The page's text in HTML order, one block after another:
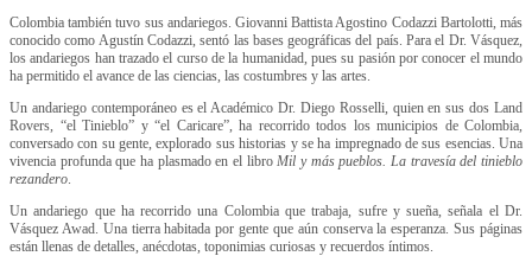
Colombia también tuvo sus andariegos. Giovanni Battista Agostino Codazzi Bartolotti, más
conocido como Agustín Codazzi, sentó las bases geográficas del país. Para el Dr. Vásquez,
los andariegos han trazado el curso de la humanidad, pues su pasión por conocer el mundo
ha permitido el avance de las ciencias, las costumbres y las artes.
Un andariego contemporáneo es el Académico Dr. Diego Rosselli, quien en sus dos Land
Rovers, “el Tinieblo” y “el Caricare”, ha recorrido todos los municipios de Colombia,
conversado con su gente, explorado sus historias y se ha impregnado de sus esencias. Una
vivencia profunda que ha plasmado en el libro Mil y más pueblos. La travesía del tinieblo
rezandero
Un andariego que ha recorrido una Colombia que trabaja, sufre y sueña, señala el Dr.
Vásquez Awad. Una tierra habitada por gente que aún conserva la esperanza. Sus páginas
están llenas de detalles, anécdotas, toponimias curiosas y recuerdos íntimos.